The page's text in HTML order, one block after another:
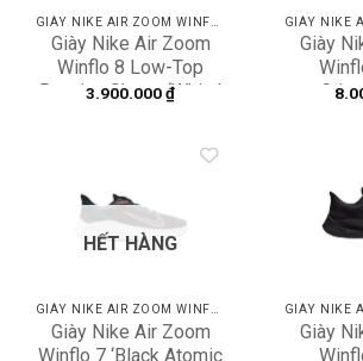
Giày Nike Air Zoom
Winflo 8 Low-Top
Running Shoes ‘White’
3.900.000₫
Giày
wishlist
HẾT HÀNG
GIÀY NIKE AIR ZOOM WINFLO
Giày Nike Air Zoom
Winflo 7 ‘Black Atomic
Giày